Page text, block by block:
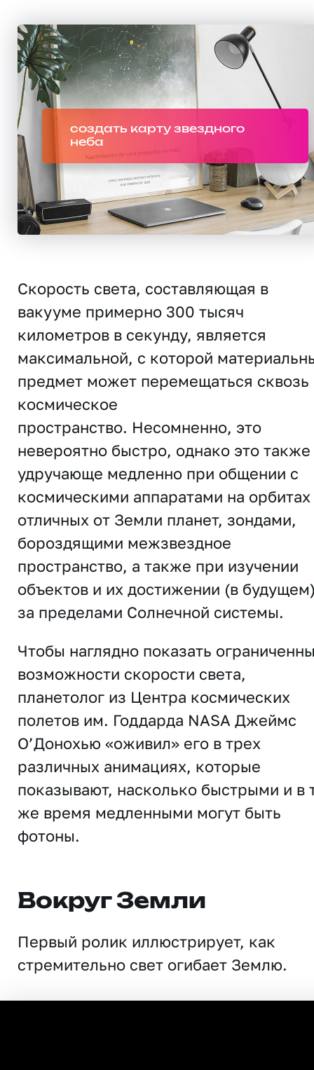
создать карту звездного
неба
Скорость света, составляющая в
вакууме примерно 300 тысяч
километров в секунду, является
максимальной, с которой
предмет может перемещаться сквозь
космическое
пространство. Несомненно, это
невероятно быстро, однако это также
удручающе медленно при общении с
космическими аппаратами на орбитах
отличных от Земли планет, зондами,
бороздящими межзвездное
пространство, а также при изучении
объектов и их достижении (в
за пределами Солнечной системы.
Чтобы наглядно показать
возможности скорости света,
планетолог из Центра космических
полетов им. Годдарда NASA Джеймс
О’Донохью «оживил» его в трех
различных анимациях, которые
показывают, насколько быстрыми и в
же время медленными могут быть
фотоны.
Вокруг Земли
Первый ролик иллюстрирует, как
стремительно свет огибает Землю.